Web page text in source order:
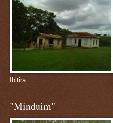
Ibitira
"Minduim"